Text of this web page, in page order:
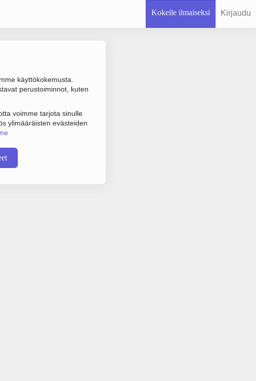
Kokeile ilmaiseksi Kirjaudu
käyttökokemusta.
perustoiminnot, kuten
voimme tarjota sinulle
ylimääräisten evästeiden
olevan varmistuksen.